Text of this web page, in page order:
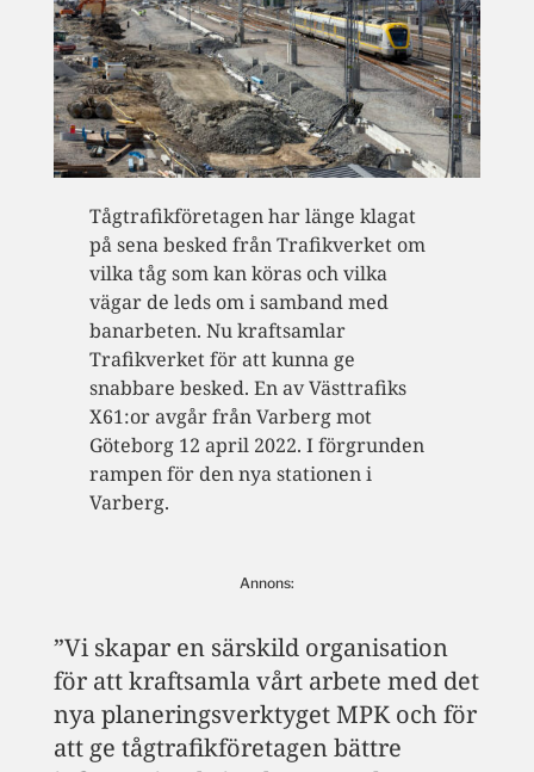
Tågtrafikföretagen har länge klagat
på sena besked från Trafikverket om
vilka tåg som kan köras och vilka
vägar de leds om i samband med
banarbeten. Nu kraftsamlar
Trafikverket för att kunna ge
snabbare besked. En av Västtrafiks
X61:or avgår från Varberg mot
Göteborg 12 april 2022. I förgrunden
rampen för den nya stationen i
Varberg.
Annons:
”Vi skapar en särskild organisation
för att kraftsamla vårt arbete med det
nya planeringsverktyget MPK och för
att ge tågtrafikföretagen bättre